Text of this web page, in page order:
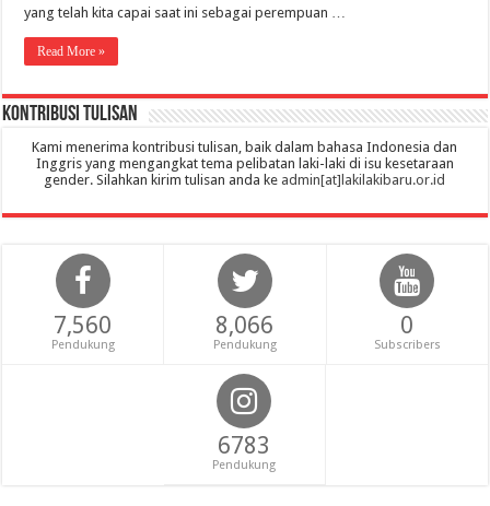
yang telah kita capai saat ini sebagai perempuan …
Read More »
Kontribusi Tulisan
Kami menerima kontribusi tulisan, baik dalam bahasa Indonesia dan
Inggris yang mengangkat tema pelibatan laki-laki di isu kesetaraan
gender. Silahkan kirim tulisan anda ke admin[at]lakilakibaru.or.id
7,560
Pendukung
8,066
Pendukung
0
Subscribers
6783
Pendukung